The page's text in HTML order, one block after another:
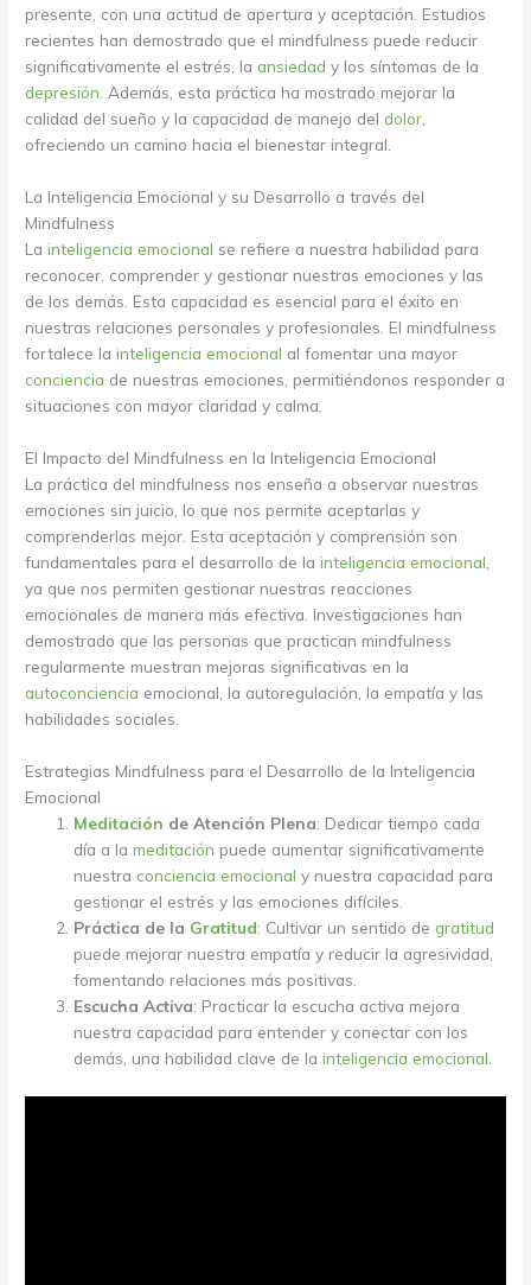
presente, con una actitud de apertura y aceptación. Estudios
recientes han demostrado que el mindfulness puede reducir
significativamente el estrés, laansiedad y los síntomas de la
depresión . Además, esta práctica ha mostrado mejorar la
calidad del sueño y la capacidad de manejo deldolor
ofreciendo un camino hacia el bienestar integral.
La Inteligencia Emocional y su Desarrollo a través del
Mindfulness
Lainteligencia emocional se refiere a nuestra habilidad para
reconocer, comprender y gestionar nuestras emociones y las
de los demás. Esta capacidad es esencial para el éxito en
nuestras relaciones personales y profesionales. El mindfulness
fortalece lainteligencia emocional al fomentar una mayor
conciencia de nuestras emociones, permitiéndonos responder a
situaciones con mayor claridad y calma.
El Impacto del Mindfulness en la Inteligencia Emocional
La práctica del mindfulness nos enseña a observar nuestras
emociones sin juicio, lo que nos permite aceptarlas y
comprenderlas mejor. Esta aceptación y comprensión son
fundamentales para el desarrollo de lainteligencia emocional
ya que nos permiten gestionar nuestras reacciones
emocionales de manera más efectiva. Investigaciones han
demostrado que las personas que practican mindfulness
regularmente muestran mejoras significativas en la
autoconciencia emocional, la autoregulación, la empatía y las
habilidades sociales.
Estrategias Mindfulness para el Desarrollo de la Inteligencia
Emocional
Meditación de Atención Plena: Dedicar tiempo cada
día a lameditación puede aumentar significativamente
nuestra conciencia emocional y nuestra capacidad para
gestionar el estrés y las emociones difíciles.
Práctica de la Gratitud: Cultivar un sentido degratitud
puede mejorar nuestra empatía y reducir la agresividad,
fomentando relaciones más positivas.
Escucha Activa: Practicar la escucha activa mejora
nuestra capacidad para entender y conectar con los
demás, una habilidad clave de lainteligencia emocional